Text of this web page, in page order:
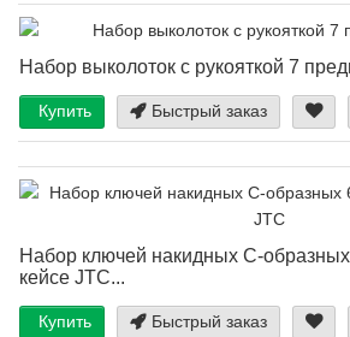
Набор выколоток с рукояткой 7
Купить Быстрый заказ
Набор ключей накидных С-
кейсе JTC...
Купить Быстрый заказ